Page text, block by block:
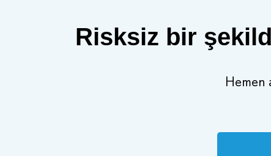
Risksiz bir
Hemen